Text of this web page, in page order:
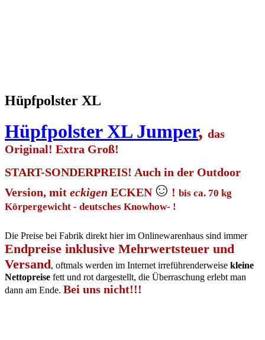
Hüpfpolster XL
Hüpfpolster XL Jumper, das
Original! Extra Groß!
START-SONDERPREIS! Auch in der Outdoor
Version, mit eckigen ECKEN☺ ! bis ca. 70 kg
Körpergewicht - deutsches Knowhow- !
Die Preise bei Fabrik direkt hier im Onlinewarenhaus sind immer
Endpreise inklusive Mehrwertsteuer und
Versand, oftmals werden im Internet irreführenderweise kleine
Nettopreise fett und rot dargestellt, die Überraschung erlebt man
dann am Ende. Bei uns nicht!!!